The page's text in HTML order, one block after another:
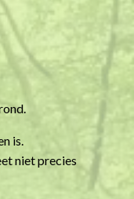
is.
niet precies